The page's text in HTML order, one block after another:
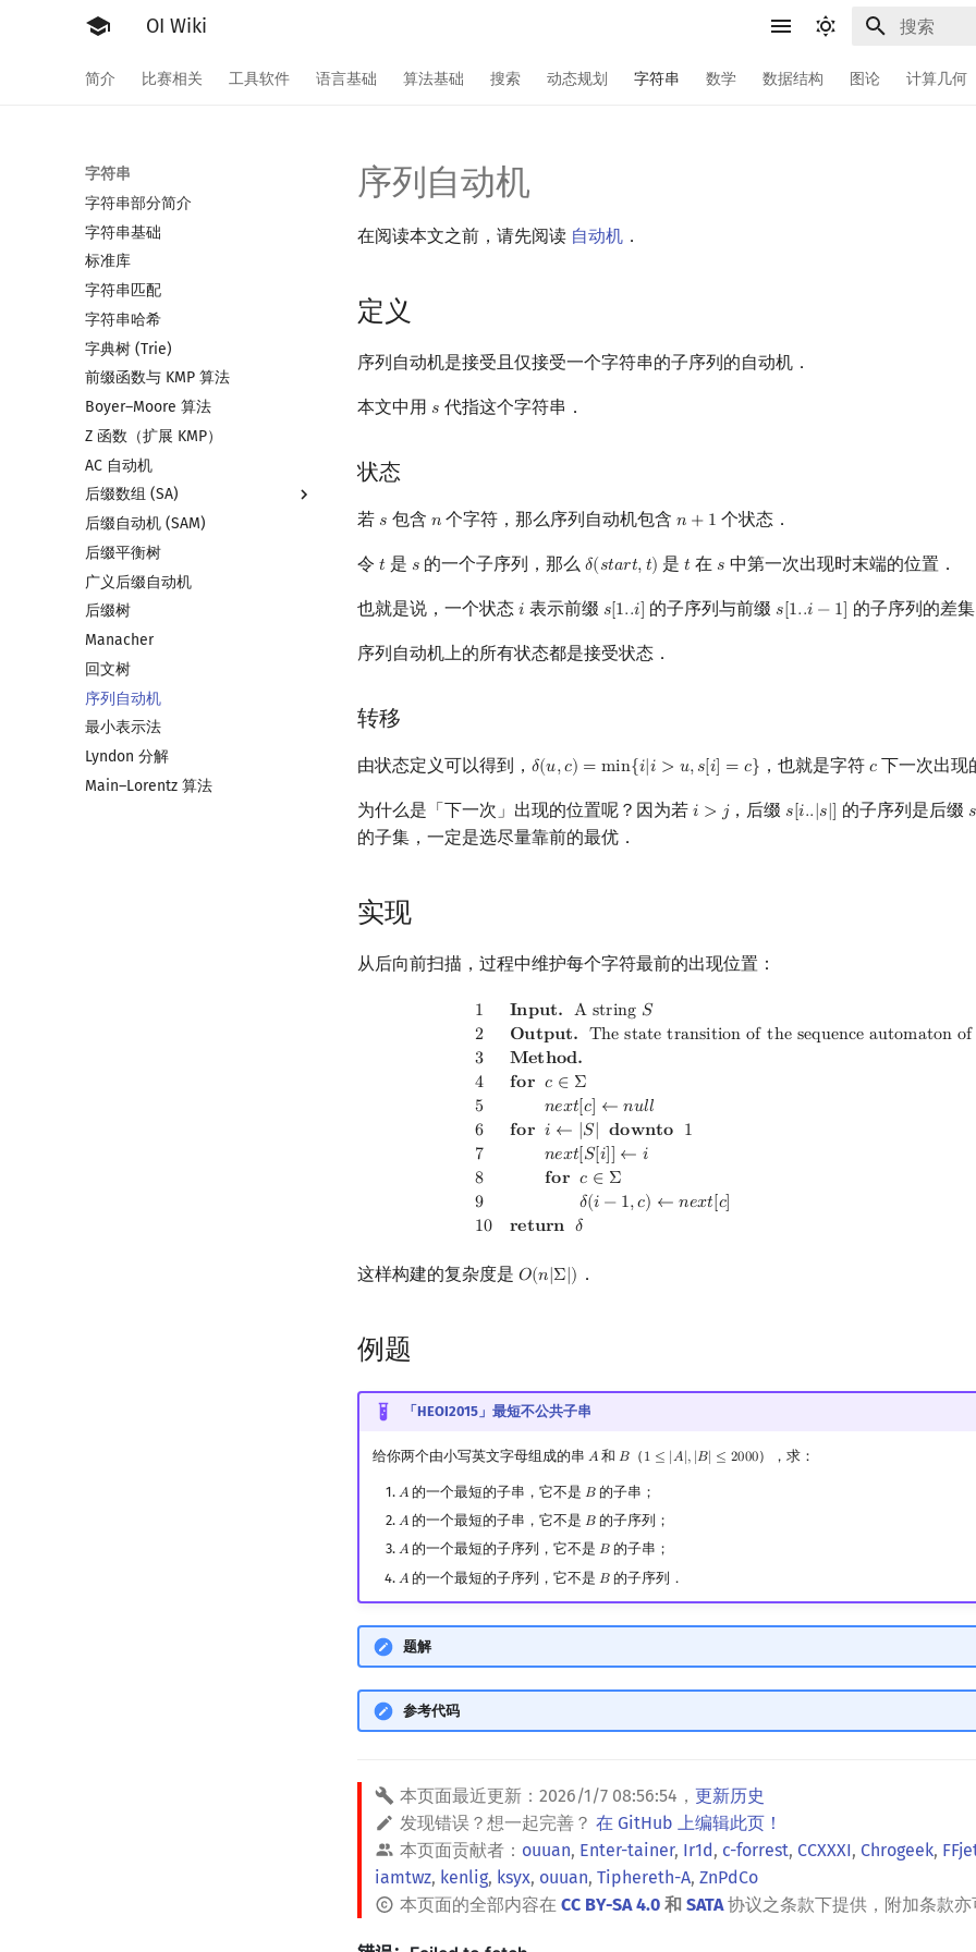
OI Wiki
简介 比赛相关 工具软件 语言基础 算法基础 搜索 动态规划 字符串 数学 数据结构 图论 计算几何
字符串
字符串部分简介
字符串基础
标准库
字符串匹配
字符串哈希
字典树 (Trie)
前缀函数与 KMP 算法
Boyer–Moore 算法
Z 函数（扩展 KMP）
AC 自动机
后缀数组 (SA)
后缀数组简介
最优原地后缀排序算法
后缀自动机 (SAM)
后缀平衡树
广义后缀自动机
后缀树
Manacher
回文树
序列自动机
最小表示法
Lyndon 分解
Main–Lorentz 算法
序列自动机
在阅读本文之前，请先阅读 自动机 ．
定义
序列自动机是接受且仅接受一个字符串的子序列的自动机．
本文中用 𝑠
s 代指这个字符串．
状态
若 𝑠
s 包含 𝑛
n 个字符，那么序列自动机包含𝑛 + 1
n +1 个状态．
令 𝑡
t 是 𝑠
s 的一个子序列，那么𝛿(𝑠𝑡𝑎𝑟𝑡,𝑡)
δ(start, t) 是𝑡
t 在 𝑠
s 中第一次出现时末端的位置．
也就是说，一个状态 𝑖
i 表示前缀 𝑠[1..𝑖]
s[1..i] 的子序列与前缀 𝑠[1..𝑖 − 1]
s[1..i−1] 的子序列的差集
序列自动机上的所有状态都是接受状态．
转移
由状态定义可以得到， 𝛿(𝑢,𝑐) = min{𝑖|𝑖 > 𝑢,𝑠[𝑖] = 𝑐}
δ(u,c)= min{i|i> u s[ ]=c} ，也就是字符 𝑐
c下一次出现
为什么是「下一次」出现的位置呢？因为若 𝑖 > 𝑗
i >j ，后缀 𝑠[𝑖..|𝑠|]
s[i.. s |] 的子序列是后缀 𝑠
s
的子集，一定是选尽量靠前的最优．
实现
从后向前扫描，过程中维护每个字符最前的出现位置：
1 𝐈𝐧𝐩𝐮𝐭. A string 𝑆
2
𝐎𝐮𝐭𝐩𝐮𝐭. The state transition of the sequence automaton of
3
𝐌𝐞𝐭𝐡𝐨𝐝.
4
𝐟𝐨𝐫 𝑐 ∈ Σ
5
𝑛𝑒𝑥𝑡[𝑐] ← 𝑛𝑢𝑙𝑙
6
𝐟𝐨𝐫 𝑖 ← |𝑆| 𝐝𝐨𝐰𝐧𝐭𝐨 1
7
𝑛𝑒𝑥𝑡[𝑆[𝑖]] ← 𝑖
8
𝐟𝐨𝐫 𝑐 ∈ Σ
9
𝛿(𝑖 − 1,𝑐) ← 𝑛𝑒𝑥𝑡[𝑐]
10 𝐫𝐞𝐭𝐮𝐫𝐧 𝛿
A stringS Output. The state transition of the sequence automaton of
这样构建的复杂度是 𝑂(𝑛|Σ|)
O(n| Σ| ) ．
例题
「HEOI2015」最短不公共子串
给你两个由小写英文字母组成的串 𝐴
A 和 𝐵
B（ 1 ≤ |𝐴|, |𝐵| ≤ 2000
1≤|A |,| B |≤2000 ），求：
𝐴
A 的一个最短的子串，它不是 𝐵
B的子串；
𝐴
A 的一个最短的子串，它不是𝐵
B的子序列；
𝐴
A 的一个最短的子序列，它不是𝐵
B的子串；
𝐴
A 的一个最短的子序列，它不是 𝐵
B的子序列．
题解
参考代码
本页面最近更新： 2026/1/7 08:56:54 ， 更新历史
发现错误？想一起完善？ 在 GitHub 上编辑此页！
本页面贡献者： ouuan, Enter-tainer, Ir1d , c-forrest, CCXXXI, Chrogeek,
iamtwz, kenlig, ksyx, ouuan, Tiphereth-A, ZnPdCo
本页面的全部内容在 CC BY-SA 4.0 和 SATA协议之条款下提供，附加条款亦